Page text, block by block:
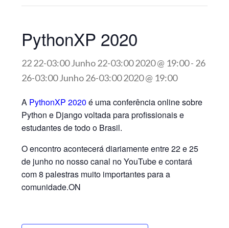
PythonXP 2020
22 22-03:00 Junho 22-03:00 2020 @ 19:00- 26
26-03:00 Junho 26-03:00 2020 @ 19:00
A PythonXP 2020 é uma conferência online sobre
Python e Django voltada para profissionais e
estudantes de todo o Brasil.
O encontro acontecerá diariamente entre 22 e 25
de junho no nosso canal no YouTube e contará
com 8 palestras muito importantes para a
comunidade.ON